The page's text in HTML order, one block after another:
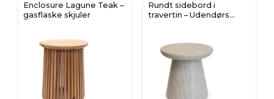
Enclosure Lagune Teak –
gasflaske skjuler
Rundt sidebord i
travertin – Udendørs